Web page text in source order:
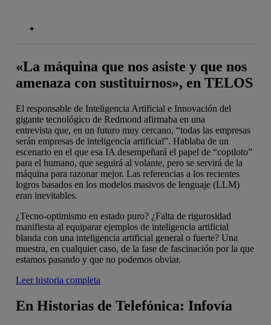
«La máquina que nos asiste y que nos
amenaza con sustituirnos», en TELOS
El responsable de Inteligencia Artificial e Innovación del
gigante tecnológico de Redmond afirmaba en una
entrevista que, en un futuro muy cercano, “todas las empresas
serán empresas de inteligencia artificial”. Hablaba de un
escenario en el que esa IA desempeñará el papel de “copiloto”
para el humano, que seguirá al volante, pero se servirá de la
máquina para razonar mejor. Las referencias a los recientes
logros basados en los modelos masivos de lenguaje (LLM)
eran inevitables.
¿Tecno-optimismo en estado puro? ¿Falta de rigurosidad
manifiesta al equiparar ejemplos de inteligencia artificial
blanda con una inteligencia artificial general o fuerte? Una
muestra, en cualquier caso, de la fase de fascinación por la que
estamos pasando y que no podemos obviar.
Leer historia completa
En Historias de Telefónica: Infovía